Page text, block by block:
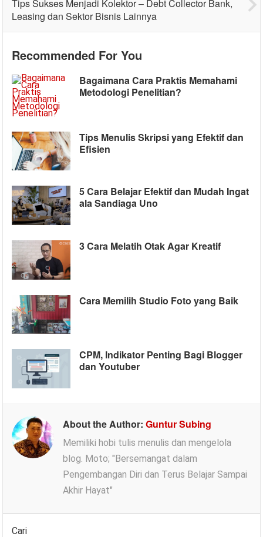
Tips Sukses Menjadi Kolektor – Debt Collector Bank,
Leasing dan Sektor Bisnis Lainnya
Recommended For You
Bagaimana Cara Praktis Memahami
Metodologi Penelitian?
Tips Menulis Skripsi yang Efektif dan
Efisien
5 Cara Belajar Efektif dan Mudah Ingat
ala Sandiaga Uno
3 Cara Melatih Otak Agar Kreatif
Cara Memilih Studio Foto yang Baik
CPM, Indikator Penting Bagi Blogger
dan Youtuber
About the Author:Guntur Subing
Memiliki hobi tulis menulis dan mengelola
blog. Moto; "Bersemangat dalam
Pengembangan Diri dan Terus Belajar Sampai
Akhir Hayat"
Cari